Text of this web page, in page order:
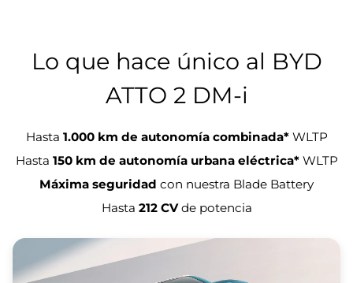
Lo que hace único al BYD
ATTO 2 DM-i
Hasta 1.000 km de autonomía combinada* WLTP
Hasta 150 km de autonomía urbana eléctrica* WLTP
Máxima seguridad con nuestra Blade Battery
Hasta 212 CVde potencia